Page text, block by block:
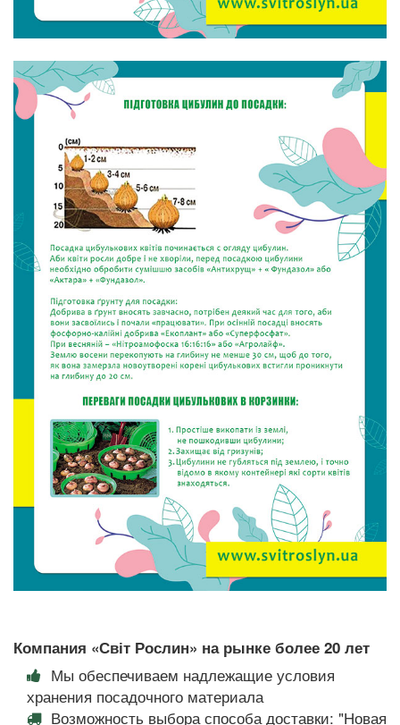
Компания «Світ Рослин» на рынке более 20 лет
Мы обеспечиваем надлежащие условия
хранения посадочного материала
Возможность выбора способа доставки: "Новая